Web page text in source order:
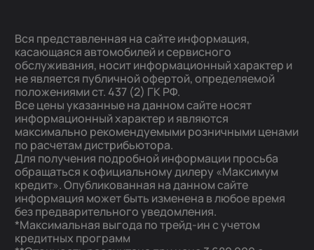
Вся представленная на сайте информация,
касающаяся автомобилей и сервисного
обслуживания, носит информационный характер и
не является публичной офертой, определяемой
положениями ст. 437 (2) ГК РФ.
Все цены указанные на данном сайте носят
информационный характер и являются
максимально рекомендуемыми розничными ценами
по расчетам дистрибьютора.
Для получения подробной информации просьба
обращаться к официальному дилеру «Максимум
кредит». Опубликованная на данном сайте
информация может быть изменена в любое время
без предварительного уведомления.
*Максимальная выгода по трейд-ин с учетом
кредитных программ